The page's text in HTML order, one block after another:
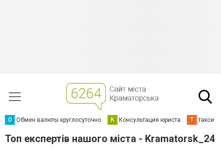
О Обмен валюты круглосуточно К Консультация юриста Т такси
Топ експертів нашого міста - Kramatorsk_24